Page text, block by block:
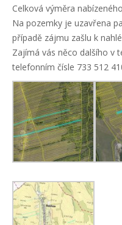
Celková výměra
Na pozemky je uzavřena
případě zájmu zašlu k
Zajímá vás něco dalšího v
telefonním čísle 733 512